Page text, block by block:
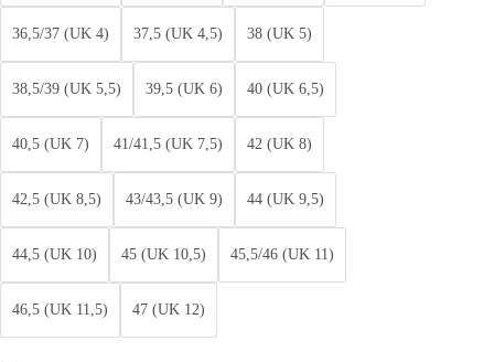
36,5/37 (UK 4) 37,5 (UK 4,5) 38 (UK 5)
38,5/39 (UK 5,5) 39,5 (UK 6) 40 (UK 6,5)
40,5 (UK 7) 41/41,5 (UK 7,5) 42 (UK 8)
42,5 (UK 8,5) 43/43,5 (UK 9) 44 (UK 9,5)
44,5 (UK 10) 45 (UK 10,5) 45,5/46 (UK 11)
46,5 (UK 11,5) 47 (UK 12)